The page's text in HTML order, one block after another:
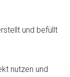
und befüllt
nutzen und